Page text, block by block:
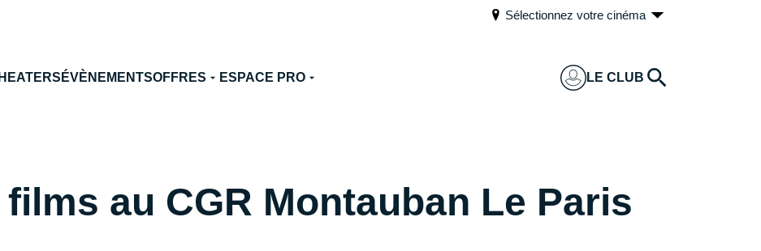
Sélectionnez votre cinéma
ÉVÈNEMENTSOFFRES ESPACE PRO LE CLUB
au CGR Montauban Le Paris